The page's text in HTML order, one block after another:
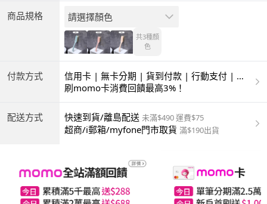
商品規格 請選擇顏色
共3種顏
色
付款方式
信用卡 | 無卡分期 | 貨到付款 | 行動支付 | 超
商付款 | ATM | 銀聯卡
刷momo卡消費回饋最高3%！
配送方式 快速到貨/離島配送 未滿$490 運費$75
超商/i郵箱/myfone門市取貨 滿$190出貨